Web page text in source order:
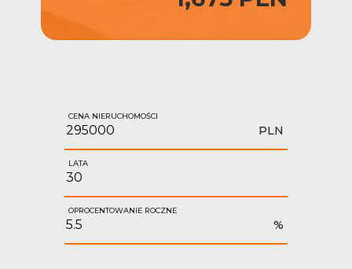
CENA NIERUCHOMOŚCI
PLN
LATA
OPROCENTOWANIE ROCZNE
%